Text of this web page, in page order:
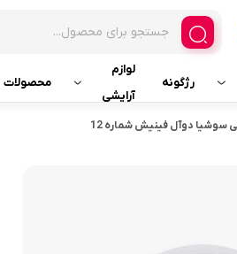
موس
رژگونه
لوازم
آرایشی
کیف آرایشی
محصولات
سوشیا دوآل فینیش شماره 12